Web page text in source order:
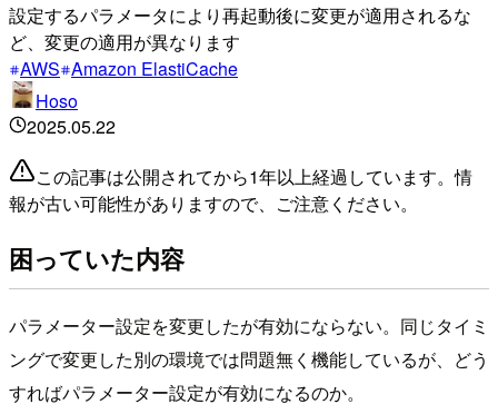
設定するパラメータにより再起動後に変更が適用されるな
ど、変更の適用が異なります
AWS Amazon ElastiCache
Hoso
2025.05.22
この記事は公開されてから1年以上経過しています。情
報が古い可能性がありますので、ご注意ください。
困っていた内容
パラメーター設定を変更したが有効にならない。同じタイミ
ングで変更した別の環境では問題無く機能しているが、どう
すればパラメーター設定が有効になるのか。